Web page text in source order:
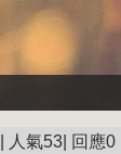
人氣53| 回應0 |